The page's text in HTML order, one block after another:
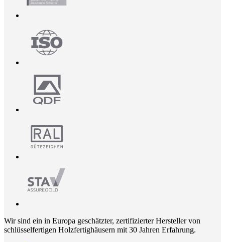
Wir sind ein in Europa geschätzter, zertifizierter Hersteller von
schlüsselfertigen Holzfertighäusern mit 30 Jahren Erfahrung.